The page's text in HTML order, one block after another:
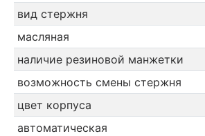
вид стержня
масляная
наличие резиновой манжетки
возможность смены стержня
цвет корпуса
автоматическая